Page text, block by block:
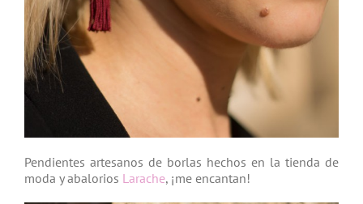
Pendientes artesanos de borlas hechos en la tienda de
moda y abalorios Larache, ¡me encantan!